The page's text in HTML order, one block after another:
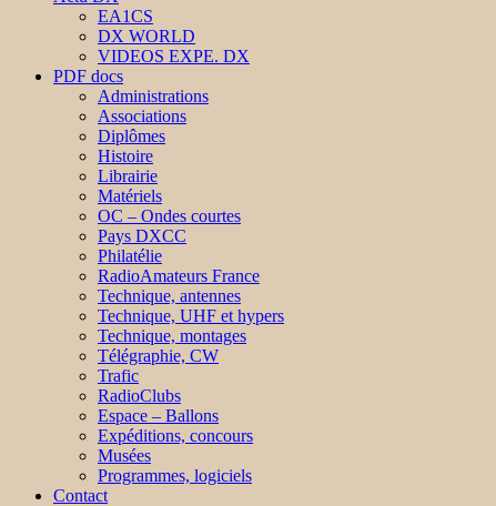
EA1CS
DX WORLD
VIDEOS EXPE. DX
PDF docs
Administrations
Associations
Diplômes
Histoire
Librairie
Matériels
OC – Ondes courtes
Pays DXCC
Philatélie
RadioAmateurs France
Technique, antennes
Technique, UHF et hypers
Technique, montages
Télégraphie, CW
Trafic
RadioClubs
Espace – Ballons
Expéditions, concours
Musées
Programmes, logiciels
Contact